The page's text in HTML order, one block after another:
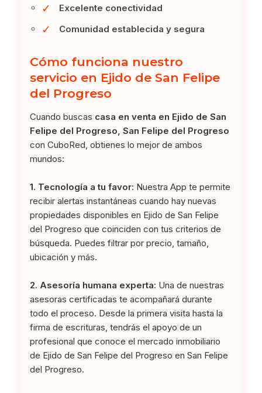
✓ Excelente conectividad
✓ Comunidad establecida y segura
Cómo funciona nuestro
servicio en Ejido de San Felipe
del Progreso
Cuando buscas casa en venta en Ejido de San
Felipe del Progreso, San Felipe del Progreso
con CuboRed, obtienes lo mejor de ambos
mundos:
1. Tecnología a tu favor: Nuestra App te permite
recibir alertas instantáneas cuando hay nuevas
propiedades disponibles en Ejido de San Felipe
del Progreso que coinciden con tus criterios de
búsqueda. Puedes filtrar por precio, tamaño,
ubicación y más.
2. Asesoría humana experta: Una de nuestras
asesoras certificadas te acompañará durante
todo el proceso. Desde la primera visita hasta la
firma de escrituras, tendrás el apoyo de un
profesional que conoce el mercado inmobiliario
de Ejido de San Felipe del Progreso en San Felipe
del Progreso.